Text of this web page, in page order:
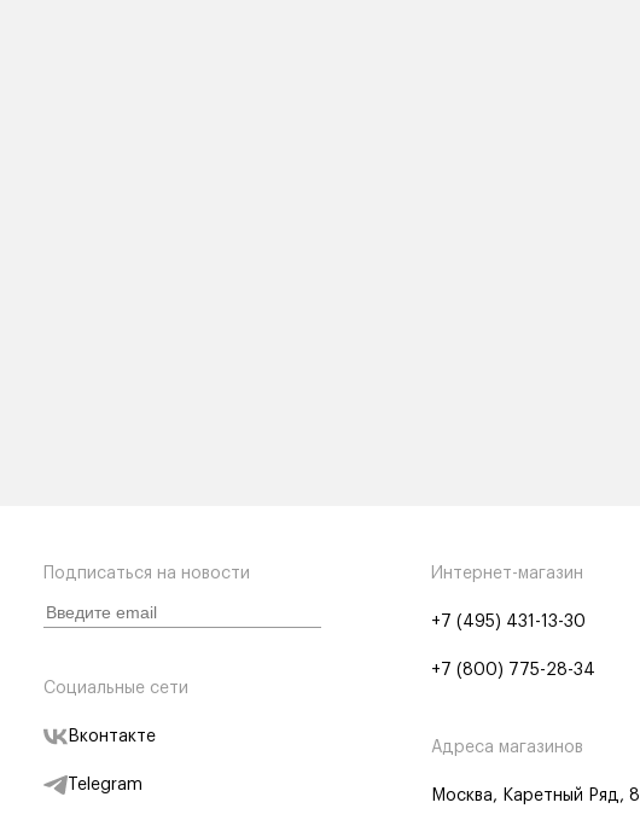
Подписаться на новости
Социальные сети
Вконтакте
Telegram
Интернет-магазин
+7 (495) 431-13-30
+7 (800) 775-28-34
Адреса магазинов
Москва, Каретный Ряд, 8